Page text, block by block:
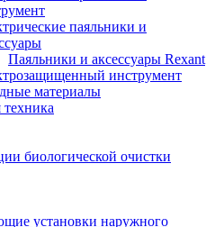
паяльники и
Паяльники и аксессуары Rexant
инструмент
материалы
техника
биологической очистки
установки наружного